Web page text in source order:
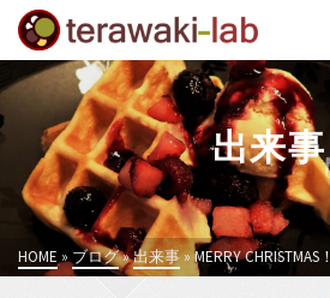
出来事
HOME » ブログ»出来事»MERRY CHRISTMAS！